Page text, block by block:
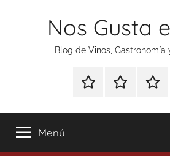
Nos Gusta
Blog de Vinos, Gastronomía
Especial
Tonics
Enoturismo
Menú